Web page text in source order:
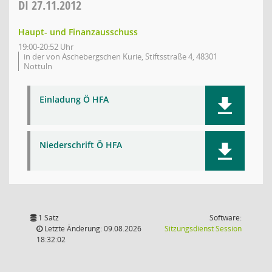
DI 27.11.2012
Haupt- und Finanzausschuss
19:00-20:52 Uhr
in der von Aschebergschen Kurie, Stiftsstraße 4, 48301
Nottuln
Einladung Ö HFA
Niederschrift Ö HFA
1 Satz
Letzte Änderung: 09.08.2026
18:32:02
Software:
SitzungsdienstSession(Wird in